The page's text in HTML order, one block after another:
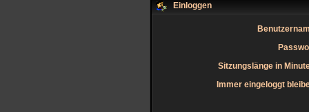
Einloggen
Sitzungslänge in
Immer eingeloggt